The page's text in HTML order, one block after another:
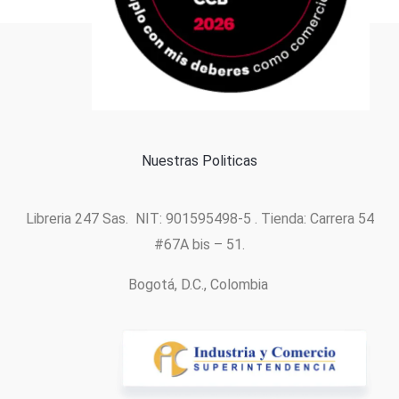
Formas de pago
Nuestras Politicas
Libreria 247 Sas. NIT: 901595498-5 . Tienda: Carrera 54
#67A bis – 51.
Bogotá, D.C., Colombia